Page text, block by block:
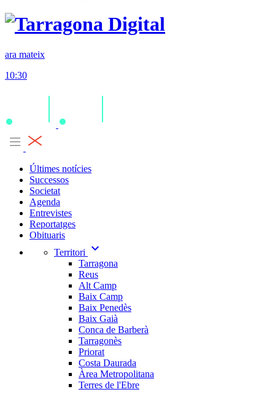
ara mateix
10:30
Últimes notícies
Successos
Societat
Agenda
Entrevistes
Reportatges
Obituaris
Territori
expand_more
Tarragona
Reus
Alt Camp
Baix Camp
Baix Penedès
Baix Gaià
Conca de Barberà
Tarragonès
Priorat
Costa Daurada
Àrea Metropolitana
Terres de l'Ebre